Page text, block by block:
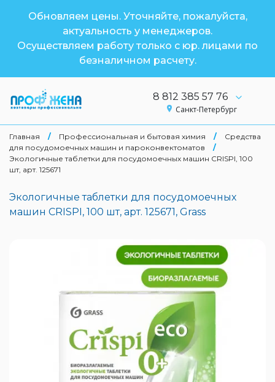
Обновляем цены. Уточняйте, пожалуйста,
актуальность у менеджеров.
Осуществляем работу только с юр. лицами по
безналичном расчету.
8 812 385 57 76
Санкт-Петербург
Главная / Профессиональная и бытовая химия /
Средства
для посудомоечных машин и пароконвектоматов
/
Экологичные таблетки для посудомоечных машин CRISPI, 100
шт, арт. 125671
Экологичные таблетки для посудомоечных
машин CRISPI, 100 шт, арт. 125671, Grass